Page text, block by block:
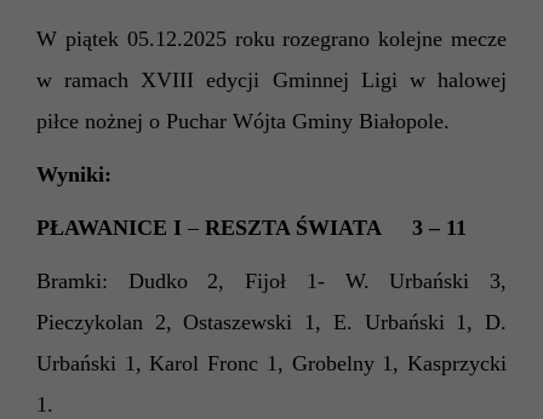
W piątek 05.12.2025roku rozegranokolejne mecze
w ramach XVIII edycji Gminnej Ligi w halowej
piłce nożnej o Puchar Wójta Gminy Białopole.
Wyniki:
PŁAWANICE I – RESZTA ŚWIATA 3 – 11
Bramki: Dudko 2, Fijoł 1- W. Urbański 3,
Pieczykolan 2, Ostaszewski 1, E. Urbański 1, D.
Urbański 1, Karol Fronc 1, Grobelny 1, Kasprzycki
1.